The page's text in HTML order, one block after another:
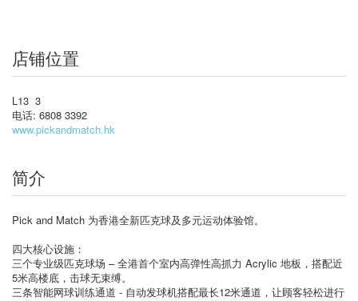
店铺位置
L13 3
电话: 6808 3392
www.pickandmatch.hk
简介
Pick and Match 为香港全新匹克球及多元运动体验馆。
四大核心设施：
三个专业级匹克球场 – 全港首个室内高弹性高抓力 Acrylic 地板，搭配近
5米高楼底，击球无束缚。
三条智能网球训练通道 - 自动发球机搭配最长12米通道，让顾客轻松进行